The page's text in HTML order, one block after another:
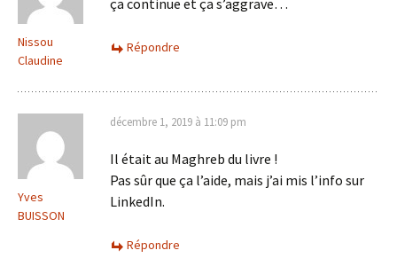
Nissou
Claudine
Répondre
Yves
BUISSON
décembre 1, 2019 à 11:09 pm
Il était au Maghreb du livre !
Pas sûr que ça l’aide, mais j’ai mis l’info sur
LinkedIn.
Répondre